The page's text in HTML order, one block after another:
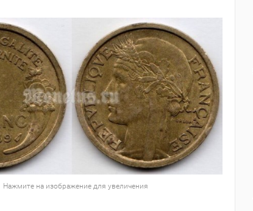
Нажмите на изображение для увеличения